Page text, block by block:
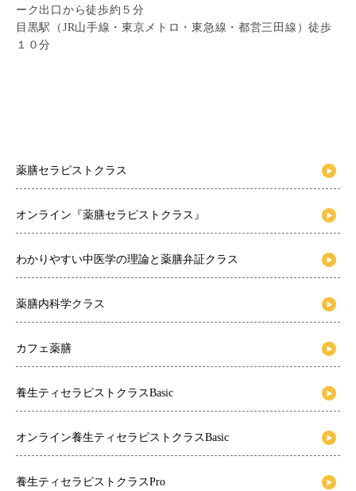
ーク出口から徒歩約５分
目黒駅（JR山手線・東京メトロ・東急線・都営三田線）徒歩
１０分
薬膳セラピストクラス
オンライン『薬膳セラピストクラス』
わかりやすい中医学の理論と薬膳弁証クラス
薬膳内科学クラス
カフェ薬膳
養生ティセラピストクラスBasic
オンライン養生ティセラピストクラスBasic
養生ティセラピストクラスPro